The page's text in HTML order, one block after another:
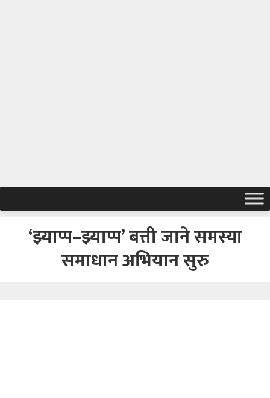
‘झ्याप्प–झ्याप्प’ बत्ती जाने समस्या
समाधान अभियान सुरु